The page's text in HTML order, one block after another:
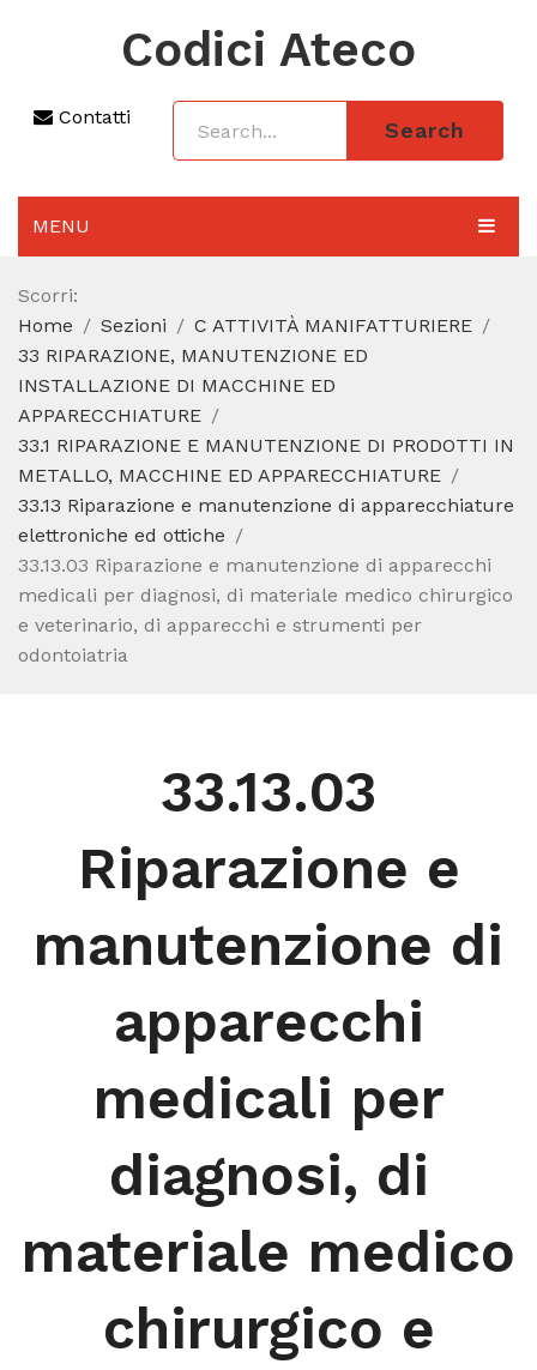
Codici Ateco
Contatti
Search
MENU
AGGIORNAMENTO 2025
SEZIONI
CODICE ATECO A COSA SERVE
REGIME FORFETTARIO
CODICE FISCALE
Scorri:
Home
Sezioni
C ATTIVITÀ MANIFATTURIERE
33 RIPARAZIONE, MANUTENZIONE ED
INSTALLAZIONE DI MACCHINE ED
APPARECCHIATURE
33.1 RIPARAZIONE E MANUTENZIONE DI PRODOTTI IN
METALLO, MACCHINE ED APPARECCHIATURE
33.13 Riparazione e manutenzione di apparecchiature
elettroniche ed ottiche
33.13.03 Riparazione e manutenzione di apparecchi
medicali per diagnosi, di materiale medico chirurgico
e veterinario, di apparecchi e strumenti per
odontoiatria
33.13.03
Riparazione e
manutenzione di
apparecchi
medicali per
diagnosi, di
materiale medico
chirurgico e